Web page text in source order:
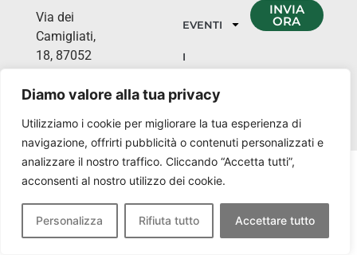
Diamo valore alla tua privacy
Utilizziamo i cookie per migliorare la tua esperienza di
navigazione, offrirti pubblicità o contenuti personalizzati e
analizzare il nostro traffico. Cliccando “Accetta tutti”,
acconsenti al nostro utilizzo dei cookie.
Personalizza Rifiuta tutto Accettare tutto
Via dei
Camigliati,
18, 87052
Silano CS
EVENTI
I
NOSTRI
LUOGHI
INVIA
ORA